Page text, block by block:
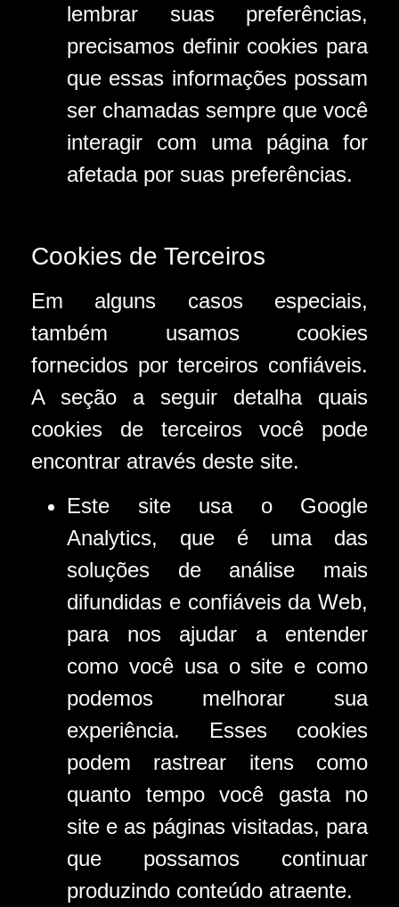
lembrar suas preferências,
precisamos definir cookies para
que essas informações possam
ser chamadas sempre que você
interagir com uma página for
afetada por suas preferências.
Cookies de Terceiros
Em alguns casos especiais,
também usamos cookies
fornecidos por terceiros confiáveis.
A seção a seguir detalha quais
cookies de terceiros você pode
encontrar através deste site.
Este site usa o Google
Analytics, que é uma das
soluções de análise mais
difundidas e confiáveis ​​da Web,
para nos ajudar a entender
como você usa o site e como
podemos melhorar sua
experiência. Esses cookies
podem rastrear itens como
quanto tempo você gasta no
site e as páginas visitadas, para
que possamos continuar
produzindo conteúdo atraente.